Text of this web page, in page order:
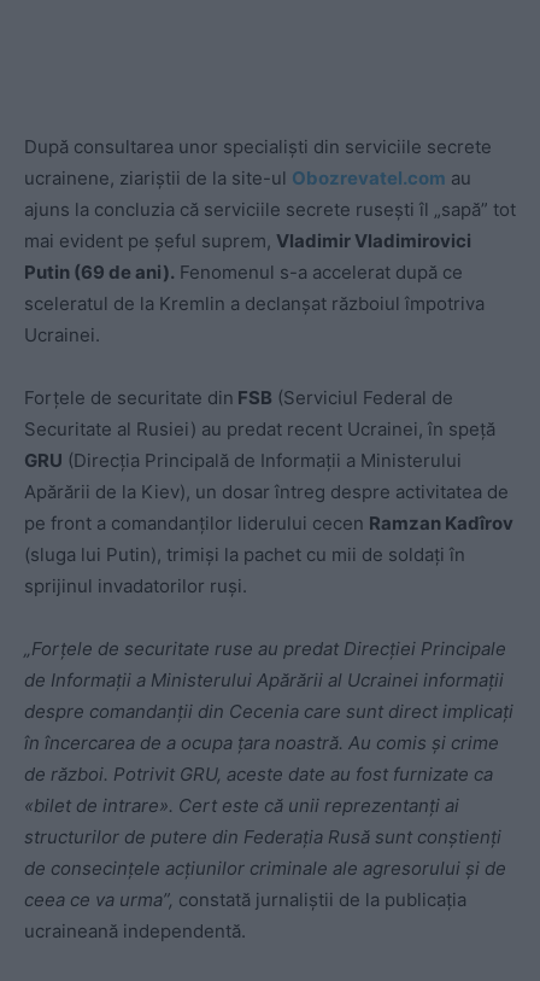
După consultarea unor specialiști din serviciile secrete
ucrainene, ziariștii de la site-ul Obozrevatel.com au
ajuns la concluzia că serviciile secrete rusești îl „sapă” tot
mai evident pe șeful suprem, Vladimir Vladimirovici
Putin (69 de ani). Fenomenul s-a accelerat după ce
sceleratul de la Kremlin a declanșat războiul împotriva
Ucrainei.
Forțele de securitate din FSB (Serviciul Federal de
Securitate al Rusiei) au predat recent Ucrainei, în speță
GRU (Direcția Principală de Informații a Ministerului
Apărării de la Kiev), un dosar întreg despre activitatea de
pe front a comandanților liderului cecen Ramzan Kadîrov
(sluga lui Putin), trimiși la pachet cu mii de soldați în
sprijinul invadatorilor ruși.
„Forțele de securitate ruse au predat Direcției Principale
de Informații a Ministerului Apărării al Ucrainei informații
despre comandanții din Cecenia care sunt direct implicați
în încercarea de a ocupa țara noastră. Au comis și crime
de război. Potrivit GRU, aceste date au fost furnizate ca
«bilet de intrare». Cert este că unii reprezentanți ai
structurilor de putere din Federația Rusă sunt conștienți
de consecințele acțiunilor criminale ale agresorului și de
ceea ce va urma”, constată jurnaliștii de la publicația
ucraineană independentă.